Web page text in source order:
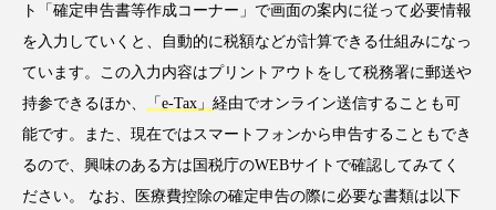
ト「確定申告書等作成コーナー」で画面の案内に従って必要情報
を入力していくと、自動的に税額などが計算できる仕組みになっ
ています。この入力内容はプリントアウトをして税務署に郵送や
持参できるほか、
「e-Tax」 経由でオンライン送信することも可
能です。また、現在ではスマートフォンから申告することもでき
るので、興味のある方は国税庁のWEBサイトで確認してみてく
ださい。 なお、医療費控除の確定申告の際に必要な書類は以下